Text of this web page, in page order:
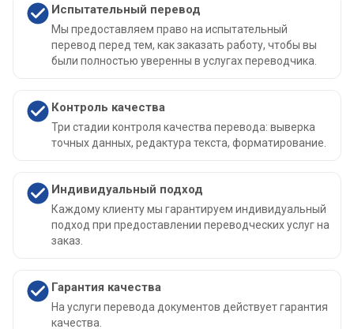
Испытательный перевод
Мы предоставляем право на испытательный
перевод перед тем, как заказать работу, чтобы вы
были полностью уверенны в услугах переводчика.
Контроль качества
Три стадии контроля качества перевода: выверка
точных данных, редактура текста, форматирование.
Индивидуальный подход
Каждому клиенту мы гарантируем индивидуальный
подход при предоставлении переводческих услуг на
заказ.
Гарантия качества
На услуги перевода документов действует гарантия
качества.